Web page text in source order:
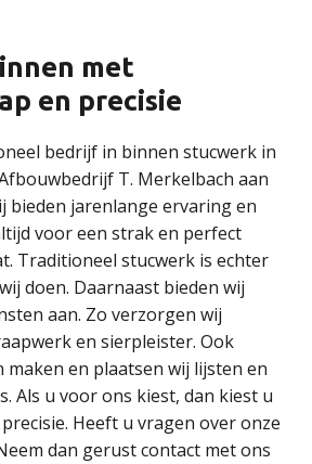
met
en precisie
bedrijf in binnen stucwerk in
T. Merkelbach aan
bieden jarenlange ervaring en
voor een strak en perfect
Traditioneel stucwerk is echter
doen. Daarnaast bieden wij
aan. Zo verzorgen wij
en sierpleister. Ook
maken en plaatsen wij lijsten en
Als u voor ons kiest, dan kiest u
Heeft u vragen over onze
dan gerust contact met ons